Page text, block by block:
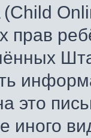
(Child
прав
это
иного